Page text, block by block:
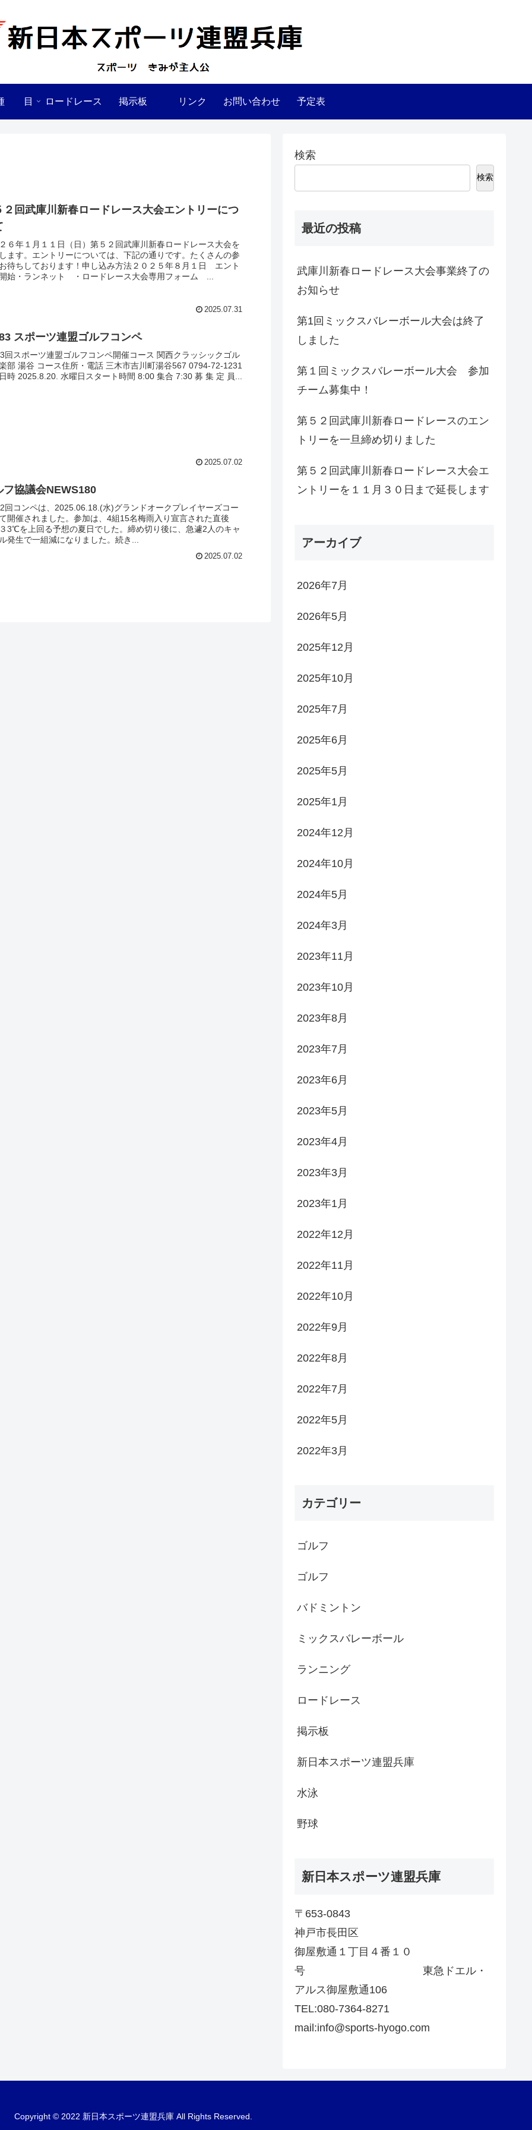
目 ロードレース 掲示板 リンク お問い合わせ 予定表
２回武庫川新春ロードレース大会エントリーにつ
６年１月１１日（日）第５２回武庫川新春ロードレース大会を
ます。エントリーについては、下記の通りです。たくさんの参
待ちしております！申し込み方法２０２５年８月１日 エント
始・ランネット ・ロードレース大会専用フォーム ...
2025.07.31
スポーツ連盟ゴルフコンペ
回スポーツ連盟ゴルフコンペ開催コース 関西クラッシックゴル
部 湯谷 コース住所・電話 三木市吉川町湯谷567 0794-72-1231
時 2025.8.20. 水曜日スタート時間 8:00 集合 7:30 募 集 定 員...
2025.07.02
フ協議会NEWS180
回コンペは、2025.06.18.(水)グランドオークプレイヤーズコー
開催されました。参加は、4組15名梅雨入り宣言された直後
3℃を上回る予想の夏日でした。締め切り後に、急遽2人のキャ
発生で一組減になりました。続き...
2025.07.02
検索
検索
最近の投稿
武庫川新春ロードレース大会事業終了の
お知らせ
第1回ミックスバレーボール大会は終了
しました
第１回ミックスバレーボール大会 参加
チーム募集中！
第５２回武庫川新春ロードレースのエン
トリーを一旦締め切りました
第５２回武庫川新春ロードレース大会エ
ントリーを１１月３０日まで延長します
アーカイブ
2026年7月
2026年5月
2025年12月
2025年10月
2025年7月
2025年6月
2025年5月
2025年1月
2024年12月
2024年10月
2024年5月
2024年3月
2023年11月
2023年10月
2023年8月
2023年7月
2023年6月
2023年5月
2023年4月
2023年3月
2023年1月
2022年12月
2022年11月
2022年10月
2022年9月
2022年8月
2022年7月
2022年5月
2022年3月
カテゴリー
ゴルフ
ゴルフ
バドミントン
ミックスバレーボール
ランニング
ロードレース
掲示板
新日本スポーツ連盟兵庫
水泳
野球
新日本スポーツ連盟兵庫
〒653-0843
神戸市長田区
御屋敷通１丁目４番１０
号 東急ドエル・
アルス御屋敷通106
TEL:080-7364-8271
mail:info@sports-hyogo.com
Copyright © 2022 新日本スポーツ連盟兵庫 All Rights Reserved.